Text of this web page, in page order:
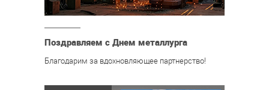
Поздравляем с Днем металлурга
Благодарим за вдохновляющее партнерство!